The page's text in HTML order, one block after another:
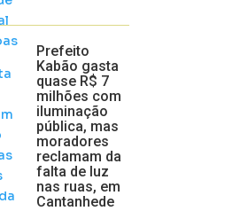
Prefeito
Kabão gasta
quase R$ 7
milhões com
iluminação
pública, mas
moradores
reclamam da
falta de luz
nas ruas, em
Cantanhede